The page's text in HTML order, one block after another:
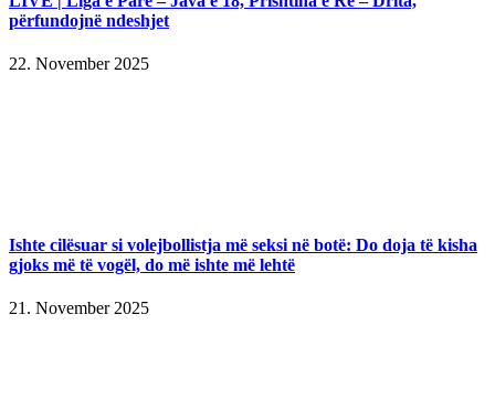
përfundojnë ndeshjet
22. November 2025
Ishte cilësuar si volejbollistja më seksi në botë: Do doja të kisha
gjoks më të vogël, do më ishte më lehtë
21. November 2025